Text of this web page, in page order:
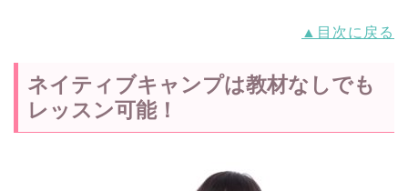
▲目次に戻る
ネイティブキャンプは教材なしでも
レッスン可能！